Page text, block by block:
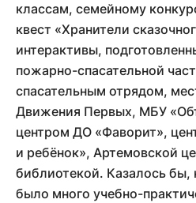
классам, семейному
квест «Хранители
интерактивы,
пожарно-спасательной
спасательным отрядом,
Движения Первых, МБУ
центром ДО «Фаворит»,
и ребёнок», Артемовской
библиотекой. Казалось бы,
было много учебно-